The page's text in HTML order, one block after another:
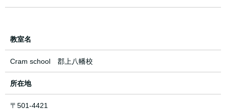
教室名
Cram school 郡上八幡校
所在地
〒501-4421